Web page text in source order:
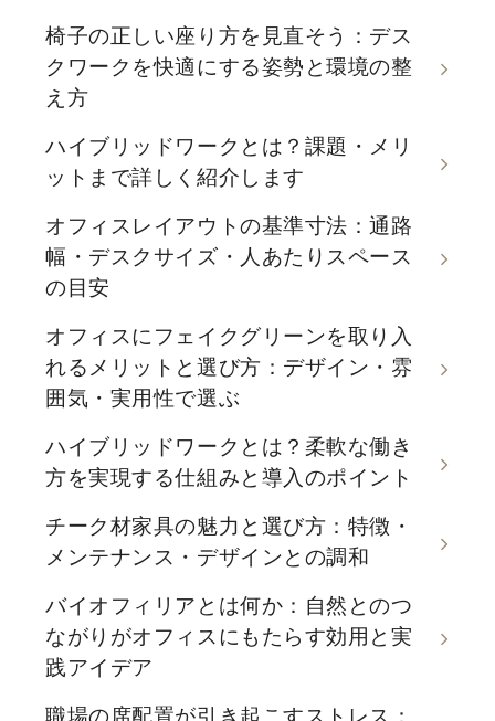
椅子の正しい座り方を見直そう：デス
クワークを快適にする姿勢と環境の整
え方
ハイブリッドワークとは？課題・メリ
ットまで詳しく紹介します
オフィスレイアウトの基準寸法：通路
幅・デスクサイズ・人あたりスペース
の目安
オフィスにフェイクグリーンを取り入
れるメリットと選び方：デザイン・雰
囲気・実用性で選ぶ
ハイブリッドワークとは？柔軟な働き
方を実現する仕組みと導入のポイント
チーク材家具の魅力と選び方：特徴・
メンテナンス・デザインとの調和
バイオフィリアとは何か：自然とのつ
ながりがオフィスにもたらす効用と実
践アイデア
職場の席配置が引き起こすストレス：